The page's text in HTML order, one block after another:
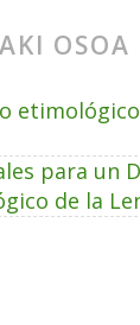
OSOA
para un
de la